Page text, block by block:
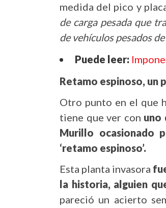
medida del pico y
de carga pesada que
de vehículos pesados
Puede leer:
Retamo espinoso, un
Otro punto en el que
tiene que ver con uno
Murillo ocasionado
‘retamo espinoso’.
Esta planta invasora
la historia, alguien
pareció un acierto